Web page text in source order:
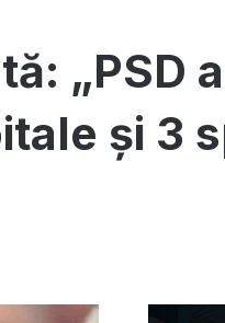
„PSD
și 3